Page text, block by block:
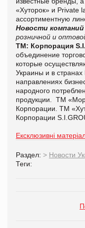
«Хуторок» и Private
ассортиментную
Новости компаний
розничной и
ТМ: Корпорация
объединение
которые
Украины и в
направлениях
народного
продукции. ТМ
Корпорации. ТМ
Корпорации
Ексклюзивні
Раздел: > Новости
Теги: